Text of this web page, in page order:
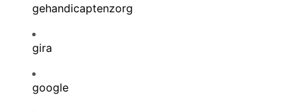
gehandicaptenzorg
gira
google